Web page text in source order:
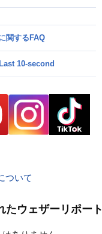
関するFAQ
10-second
ついて
たウェザーリポー